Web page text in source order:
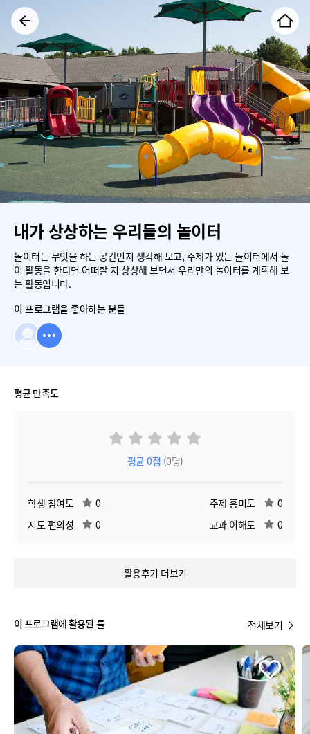
내가 상상하는 우리들의 놀이터
놀이터는 무엇을 하는 공간인지 생각해 보고, 주제가 있는 놀이터에서 놀
이 활동을 한다면 어떠할 지 상상해 보면서 우리만의 놀이터를 계획해 보
는 활동입니다.
이 프로그램을 좋아하는 분들
평균 만족도
평균0점 (0명)
학생 참여도 0 주제 흥미도
0
지도 편의성
0 교과 이해도 0
활용후기 더보기
이 프로그램에 활용된 툴 전체보기